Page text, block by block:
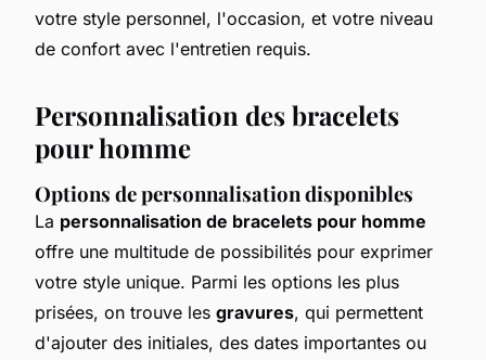
votre style personnel, l'occasion, et votre niveau
de confort avec l'entretien requis.
Personnalisation des bracelets
pour homme
Options de personnalisation disponibles
La personnalisation de bracelets pour homme
offre une multitude de possibilités pour exprimer
votre style unique. Parmi les options les plus
prisées, on trouve les gravures, qui permettent
d'ajouter des initiales, des dates importantes ou